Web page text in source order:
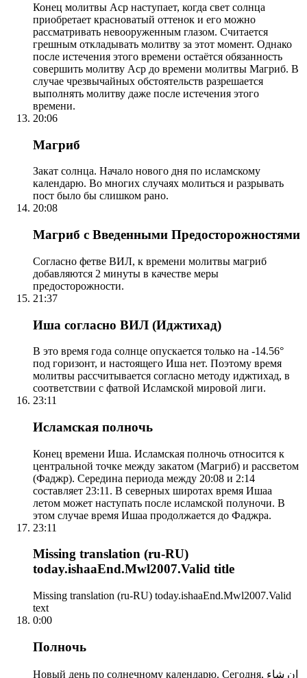
Конец молитвы Аср наступает, когда свет солнца
приобретает красноватый оттенок и его можно
рассматривать невооруженным глазом. Считается
грешным откладывать молитву за этот момент. Однако
после истечения этого времени остаётся обязанность
совершить молитву Аср до времени молитвы Магриб. В
случае чрезвычайных обстоятельств разрешается
выполнять молитву даже после истечения этого
времени.
20:06
Магриб
Закат солнца. Начало нового дня по исламскому
календарю. Во многих случаях молиться и разрывать
пост было бы слишком рано.
20:08
Магриб с Введенными Предосторожностями
Согласно фетве ВИЛ, к времени молитвы магриб
добавляются 2 минуты в качестве меры
предосторожности.
21:37
Иша согласно ВИЛ (Иджтихад)
В это время года солнце опускается только на -14.56°
под горизонт, и настоящего Иша нет. Поэтому время
молитвы рассчитывается согласно методу иджтихад, в
соответствии с фатвой Исламской мировой лиги.
23:11
Исламская полночь
Конец времени Иша. Исламская полночь относится к
центральной точке между закатом (Магриб) и рассветом
(Фаджр). Середина периода между 20:08 и 2:14
составляет 23:11. В северных широтах время Ишаа
летом может наступать после исламской полуночи. В
этом случае время Ишаа продолжается до Фаджра.
23:11
Missing translation (ru-RU)
today.ishaaEnd.Mwl2007.Valid title
Missing translation (ru-RU) today.ishaaEnd.Mwl2007.Valid
text
0:00
Полночь
Новый день по солнечному календарю. Сегодня, إن شاء